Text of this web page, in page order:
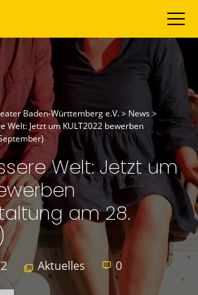
Baden-Württemberg e.V.> News>
Welt: Jetzt um KULT2022 bewerben
Welt: Jetzt um
am 28.
Aktuelles 0